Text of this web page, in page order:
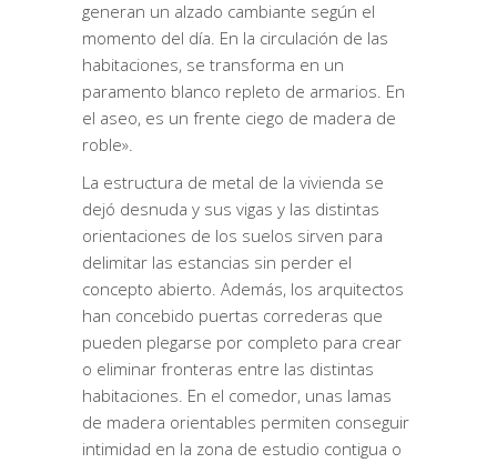
generan un alzado cambiante según el
momento del día. En la circulación de las
habitaciones, se transforma en un
paramento blanco repleto de armarios. En
el aseo, es un frente ciego de madera de
roble».
La estructura de metal de la vivienda se
dejó desnuda y sus vigas y las distintas
orientaciones de los suelos sirven para
delimitar las estancias sin perder el
concepto abierto. Además, los arquitectos
han concebido puertas correderas que
pueden plegarse por completo para crear
o eliminar fronteras entre las distintas
habitaciones. En el comedor, unas lamas
de madera orientables permiten conseguir
intimidad en la zona de estudio contigua o